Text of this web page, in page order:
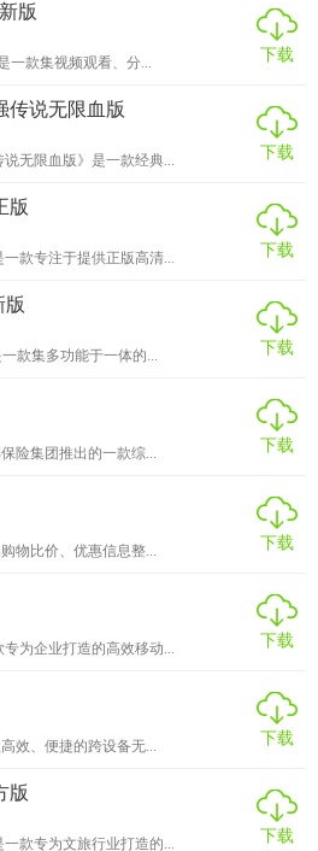
备上登录同一账号，即可实现数
界面设计、强大的功能性和高度
管理日常计划的优选工具。无论
主妇，都能通过这款应用有效提
与时间管理的双重优化。
版
一款集视频观看、分...
下载
传说无限血版
说无限血版》是一款经典...
下载
版
款专注于提供正版高清...
下载
版
款集多功能于一体的...
下载
险集团推出的一款综...
下载
物比价、优惠信息整...
下载
为企业打造的高效移动...
下载
效、便捷的跨设备无...
下载
版
款专为文旅行业打造的...
下载